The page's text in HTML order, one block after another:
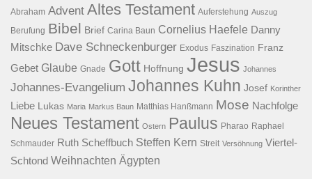
Abraham Advent Altes Testament Auferstehung Auszug
Berufung Bibel Brief Carina Baun Cornelius Haefele Danny
Mitschke Dave Schneckenburger Exodus Faszination Franz
Gebet Glaube Gnade Gott Hoffnung Jesus Johannes
Johannes-Evangelium Johannes Kuhn Josef Korinther
Liebe Lukas Maria Markus Baun Matthias Hanßmann Mose Nachfolge
Neues Testament Ostern Paulus Pharao Raphael
Schmauder Ruth Scheffbuch Steffen Kern Streit Versöhnung Viertel-
Schtond Weihnachten Ägypten